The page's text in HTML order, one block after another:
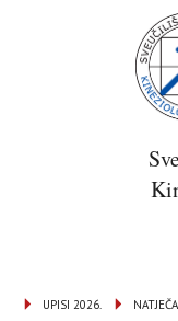
UPISI 2026.